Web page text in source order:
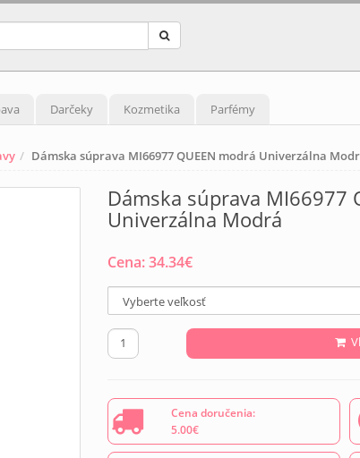
Darčeky Kozmetika Parfémy
Dámska súprava MI66977 QUEEN modrá Univerzálna
Dámska súprava MI66977
Univerzálna Modrá
Cena:34.34€
Cena doručenia:
5.00€